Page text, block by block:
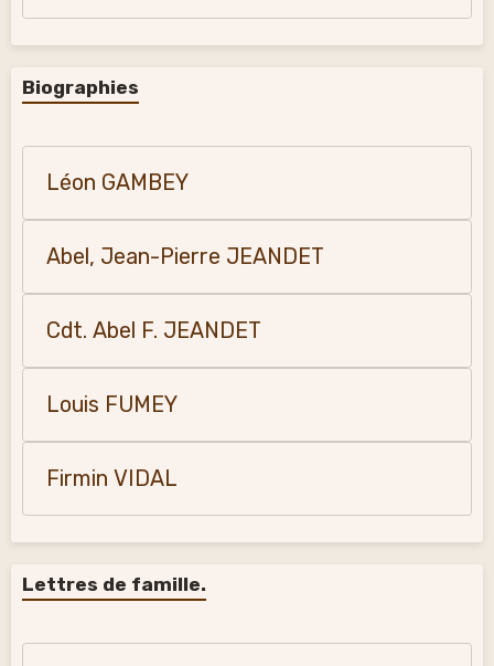
Biographies
Léon GAMBEY
Abel, Jean-Pierre JEANDET
Cdt. Abel F. JEANDET
Louis FUMEY
Firmin VIDAL
Lettres de famille.